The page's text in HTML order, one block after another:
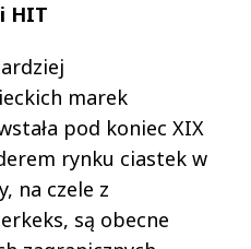
HIT
marek
pod koniec XIX
rynku ciastek w
na czele z
są obecne